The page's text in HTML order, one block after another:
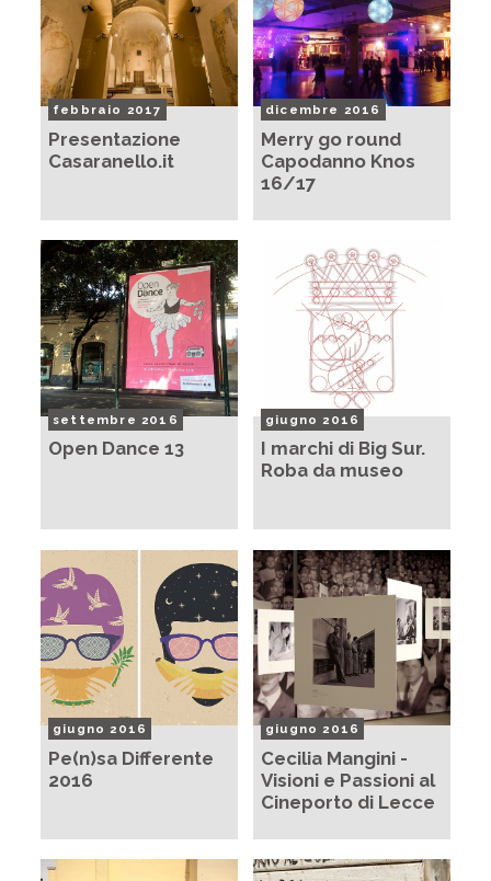
febbraio 2017
Presentazione
Casaranello.it
dicembre 2016
Merry go round
Capodanno Knos
16/17
settembre 2016
Open Dance 13
giugno 2016
I marchi di Big Sur.
Roba da museo
giugno 2016
Pe(n)sa Differente
2016
giugno 2016
Cecilia Mangini -
Visioni e Passioni al
Cineporto di Lecce